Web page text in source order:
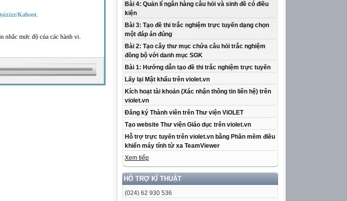
Bài 4: Quản lí ngân hàng câu hỏi và sinh đề có điều
kiện
Bài 3: Tạo đề thi trắc nghiệm trực tuyến dạng chọn
một đáp án đúng
Bài 2: Tạo cây thư mục chứa câu hỏi trắc nghiệm
đồng bộ với danh mục SGK
Bài 1: Hướng dẫn tạo đề thi trắc nghiệm trực tuyến
Lấy lại Mật khẩu trên violet.vn
Kích hoạt tài khoản (Xác nhận thông tin liên hệ) trên
violet.vn
Đăng ký Thành viên trên Thư viện ViOLET
Tạo website Thư viện Giáo dục trên violet.vn
Hỗ trợ trực tuyến trên violet.vn bằng Phần mềm điều
khiển máy tính từ xa TeamViewer
Xem tiếp
HỖ TRỢ KĨ THUẬT
(024) 62 930 536